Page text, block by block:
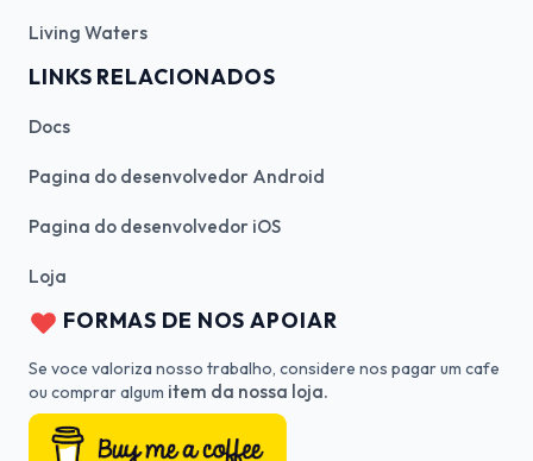
Living Waters
LINKS RELACIONADOS
Docs
Pagina do desenvolvedor Android
Pagina do desenvolvedor iOS
Loja
FORMAS DE NOS APOIAR
Se voce valoriza nosso trabalho, considere nos pagar um cafe
ou comprar algum item da nossa loja.